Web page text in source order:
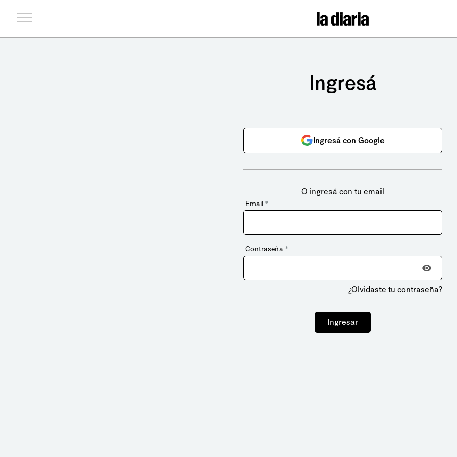
Ingresá
Ingresá con Google
O ingresá con tu email
Email *
Contraseña *
¿Olvidaste tu contraseña?
Ingresar